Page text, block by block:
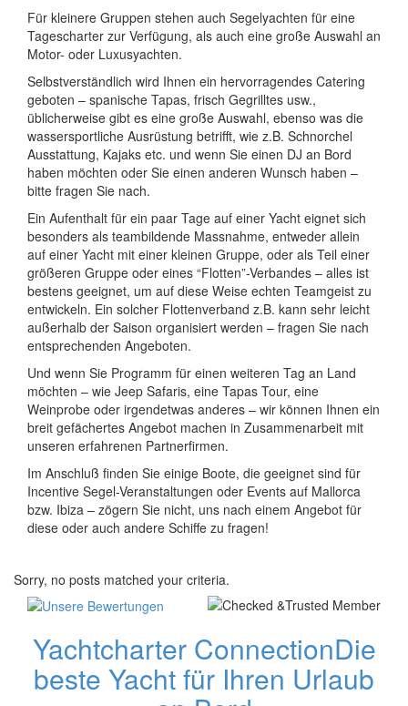
Für kleinere Gruppen stehen auch Segelyachten für eine
Tagescharter zur Verfügung, als auch eine große Auswahl an
Motor- oder Luxusyachten.
Selbstverständlich wird Ihnen ein hervorragendes Catering
geboten – spanische Tapas, frisch Gegrilltes usw.,
üblicherweise gibt es eine große Auswahl, ebenso was die
wassersportliche Ausrüstung betrifft, wie z.B. Schnorchel
Ausstattung, Kajaks etc. und wenn Sie einen DJ an Bord
haben möchten oder Sie einen anderen Wunsch haben –
bitte fragen Sie nach.
Ein Aufenthalt für ein paar Tage auf einer Yacht eignet sich
besonders als teambildende Massnahme, entweder allein
auf einer Yacht mit einer kleinen Gruppe, oder als Teil einer
größeren Gruppe oder eines “Flotten”-Verbandes – alles ist
bestens geeignet, um auf diese Weise echten Teamgeist zu
entwickeln. Ein solcher Flottenverband z.B. kann sehr leicht
außerhalb der Saison organisiert werden – fragen Sie nach
entsprechenden Angeboten.
Und wenn Sie Programm für einen weiteren Tag an Land
möchten – wie Jeep Safaris, eine Tapas Tour, eine
Weinprobe oder irgendetwas anderes – wir können Ihnen ein
breit gefächertes Angebot machen in Zusammenarbeit mit
unseren erfahrenen Partnerfirmen.
Im Anschluß finden Sie einige Boote, die geeignet sind für
Incentive Segel-Veranstaltungen oder Events auf Mallorca
bzw. Ibiza – zögern Sie nicht, uns nach einem Angebot für
diese oder auch andere Schiffe zu fragen!
Sorry, no posts matched your criteria.
Yachtcharter ConnectionDie
beste Yacht für Ihren Urlaub